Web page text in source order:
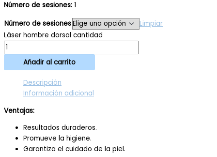
Número de sesiones: 1
Número de sesiones
Limpiar
Láser hombre dorsal cantidad
Añadir al carrito
Descripción
Información adicional
Ventajas:
Resultados duraderos.
Promueve la higiene.
Garantiza el cuidado de la piel.